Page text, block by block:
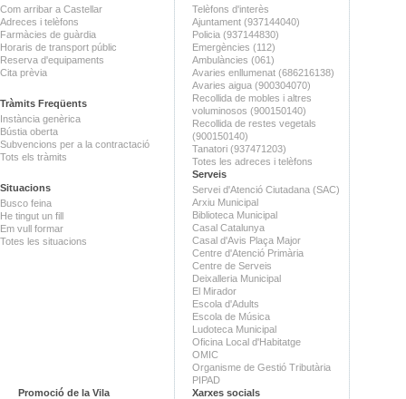
Com arribar a Castellar
Adreces i telèfons
Farmàcies de guàrdia
Horaris de transport públic
Reserva d'equipaments
Cita prèvia
Tràmits Freqüents
Instància genèrica
Bústia oberta
Subvencions per a la contractació
Tots els tràmits
Situacions
Busco feina
He tingut un fill
Em vull formar
Totes les situacions
Telèfons d'interès
Ajuntament (937144040)
Policia (937144830)
Emergències (112)
Ambulàncies (061)
Avaries enllumenat (686216138)
Avaries aigua (900304070)
Recollida de mobles i altres
voluminosos (900150140)
Recollida de restes vegetals
(900150140)
Tanatori (937471203)
Totes les adreces i telèfons
Serveis
Servei d'Atenció Ciutadana (SAC)
Arxiu Municipal
Biblioteca Municipal
Casal Catalunya
Casal d'Avis Plaça Major
Centre d'Atenció Primària
Centre de Serveis
Deixalleria Municipal
El Mirador
Escola d'Adults
Escola de Música
Ludoteca Municipal
Oficina Local d'Habitatge
OMIC
Organisme de Gestió Tributària
PIPAD
Promoció de la Vila
Xarxes socials